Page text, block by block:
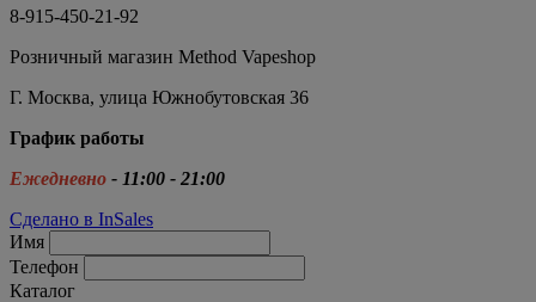
8-915-450-21-92
Розничный магазин Method Vapeshop
Г. Москва, улица Южнобутовская 36
График работы
Ежедневно - 11:00 - 21:00
Сделано в InSales
Имя
Телефон
Каталог